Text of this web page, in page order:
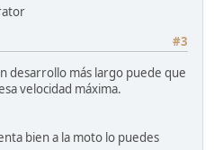
#3
desarrollo más largo puede que
velocidad máxima.
bien a la moto lo puedes